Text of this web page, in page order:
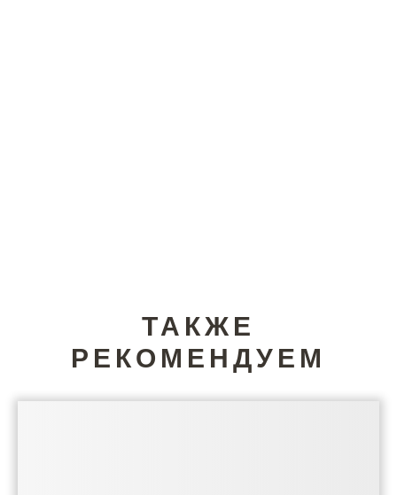
ТАКЖЕ
РЕКОМЕНДУЕМ